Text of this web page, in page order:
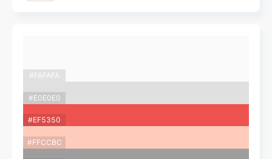
#FAFAFA
#E0E0E0
#EF5350
#FFCCBC